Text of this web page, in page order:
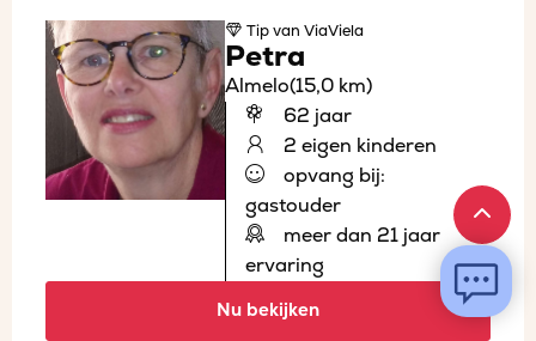
Tipvan ViaViela
Petra
Almelo(15,0 km)
62 jaar
2 eigen kinderen
opvang bij:
gastouder
meer dan 21 jaar
ervaring
Nu bekijken